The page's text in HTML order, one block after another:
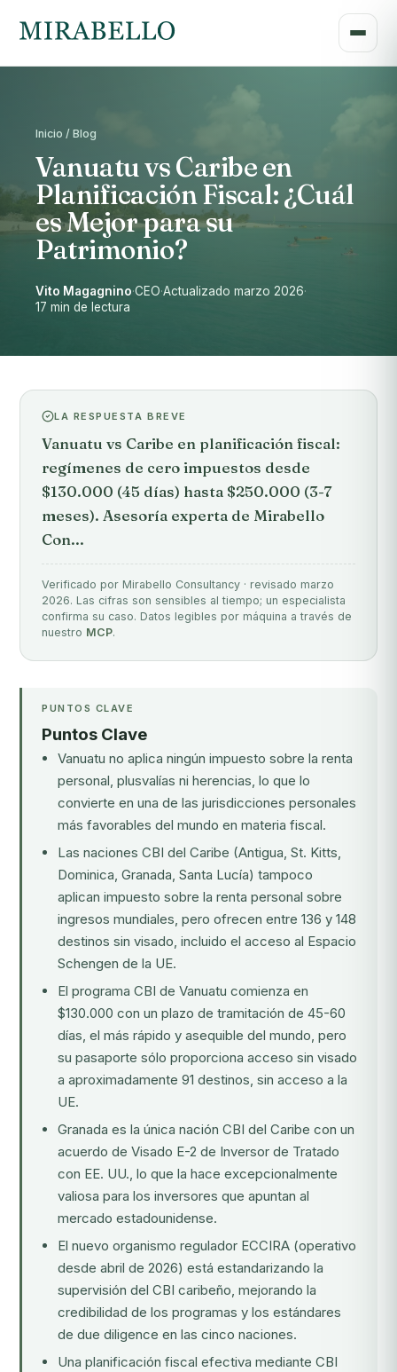
Inicio / Blog
Vanuatu vs Caribe en
Planificación Fiscal: ¿Cuál
es Mejor para su
Patrimonio?
Vito Magagnino·CEO·Actualizado marzo 2026·
17 min de lectura
LA RESPUESTA BREVE
Vanuatu vs Caribe en planificación fiscal:
regímenes de cero impuestos desde
$130.000 (45 días) hasta $250.000 (3-7
meses). Asesoría experta de Mirabello
Con...
Verificado por Mirabello Consultancy · revisado marzo
2026. Las cifras son sensibles al tiempo; un especialista
confirma su caso. Datos legibles por máquina a través de
nuestro MCP.
PUNTOS CLAVE
Puntos Clave
Vanuatu no aplica ningún impuesto sobre la renta
personal, plusvalías ni herencias, lo que lo
convierte en una de las jurisdicciones personales
más favorables del mundo en materia fiscal.
Las naciones CBI del Caribe (Antigua, St. Kitts,
Dominica, Granada, Santa Lucía) tampoco
aplican impuesto sobre la renta personal sobre
ingresos mundiales, pero ofrecen entre 136 y 148
destinos sin visado, incluido el acceso al Espacio
Schengen de la UE.
El programa CBI de Vanuatu comienza en
$130.000 con un plazo de tramitación de 45-60
días, el más rápido y asequible del mundo, pero
su pasaporte sólo proporciona acceso sin visado
a aproximadamente 91 destinos, sin acceso a la
UE.
Granada es la única nación CBI del Caribe con un
acuerdo de Visado E-2 de Inversor de Tratado
con EE. UU., lo que la hace excepcionalmente
valiosa para los inversores que apuntan al
mercado estadounidense.
El nuevo organismo regulador ECCIRA (operativo
desde abril de 2026) está estandarizando la
supervisión del CBI caribeño, mejorando la
credibilidad de los programas y los estándares
de due diligence en las cinco naciones.
Una planificación fiscal efectiva mediante CBI